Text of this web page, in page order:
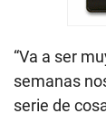
“Va a ser
semanas
serie de